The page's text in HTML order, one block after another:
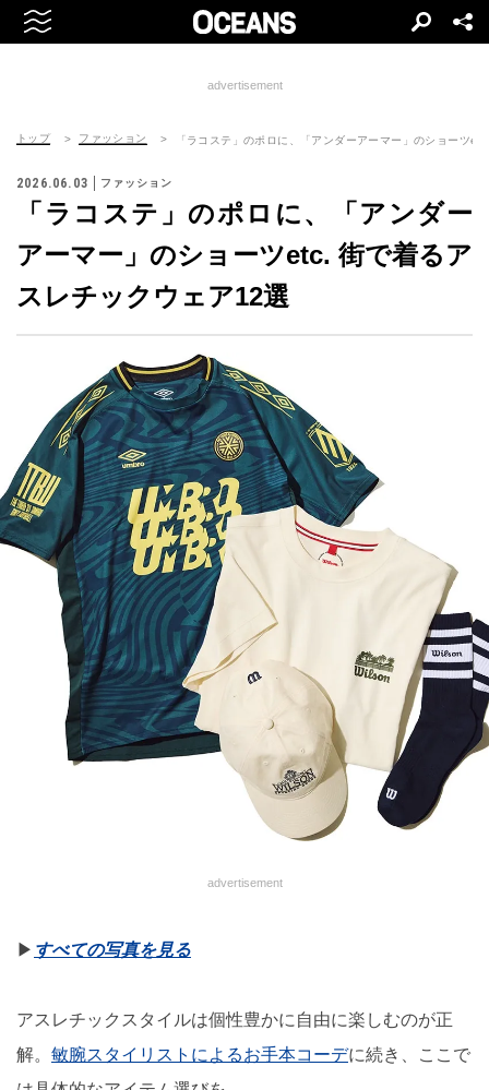
advertisement
トップ ファッション 「ラコステ」のポロに、「アンダーアーマー」のショーツ
2026.06.03 ファッション
「ラコステ」のポロに、「アンダー
アーマー」のショーツetc. 街で着るア
スレチックウェア12選
advertisement
▶︎ すべての写真を見る
アスレチックスタイルは個性豊かに自由に楽しむのが正
解。 敏腕スタイリストによるお手本コーデに続き、ここで